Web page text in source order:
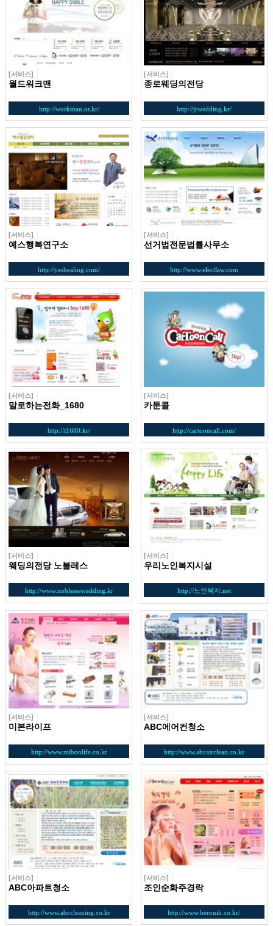
[서비스]
월드워크맨
http://workman.or.kr/
[서비스]
종로웨딩의전당
http://jrwedding.kr/
[서비스]
예스행복연구소
http://yeshealing.com/
[서비스]
선거법전문법률사무소
http://www.electlaw.com
[서비스]
말로하는전화_1680
http://i1680.kr/
[서비스]
카툰콜
http://cartooncall.com/
[서비스]
웨딩의전당 노블레스
http://www.noblessewedding.kr
[서비스]
우리노인복지시설
http://노인복지.net
[서비스]
미본라이프
http://www.mibonlife.co.kr
[서비스]
ABC에어컨청소
http://www.abcairclean.co.kr
[서비스]
ABC아파트청소
http://www.abccleaning.co.kr
[서비스]
조인순화주경락
http://www.beronik.co.kr/